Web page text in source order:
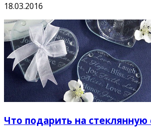
18.03.2016
Что подарить на стеклянную